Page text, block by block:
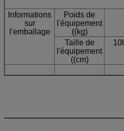
Informations
sur
l'emballage
Poids de
l'équipement
((kg)
Taille de
l'équipement
((cm)